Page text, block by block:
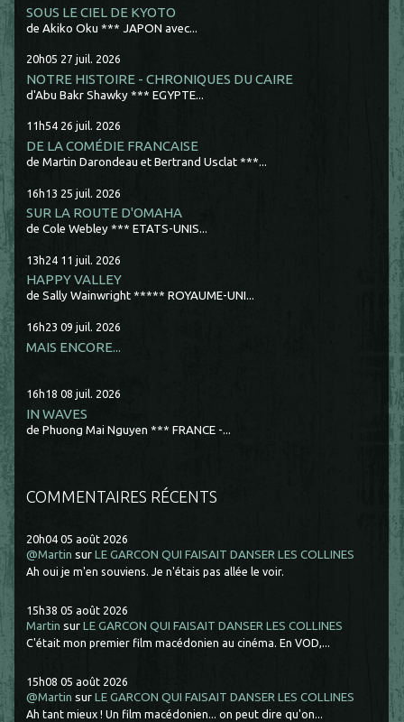
SOUS LE CIEL DE KYOTO
de Akiko Oku *** JAPON avec...
20h05 27 juil. 2026
NOTRE HISTOIRE - CHRONIQUES DU CAIRE
d'Abu Bakr Shawky *** EGYPTE...
11h54 26 juil. 2026
DE LA COMÉDIE FRANCAISE
de Martin Darondeau et Bertrand Usclat ***...
16h13 25 juil. 2026
SUR LA ROUTE D'OMAHA
de Cole Webley *** ETATS-UNIS...
13h24 11 juil. 2026
HAPPY VALLEY
de Sally Wainwright ***** ROYAUME-UNI...
16h23 09 juil. 2026
MAIS ENCORE...
16h18 08 juil. 2026
IN WAVES
de Phuong Mai Nguyen *** FRANCE -...
COMMENTAIRES RÉCENTS
20h04 05 août 2026
@Martin surLE GARCON QUI FAISAIT DANSER LES COLLINES
Ah oui je m'en souviens. Je n'étais pas allée le voir.
15h38 05 août 2026
Martin surLE GARCON QUI FAISAIT DANSER LES COLLINES
C'était mon premier film macédonien au cinéma. En VOD,...
15h08 05 août 2026
@Martin surLE GARCON QUI FAISAIT DANSER LES COLLINES
Ah tant mieux ! Un film macédonien... on peut dire qu'on...